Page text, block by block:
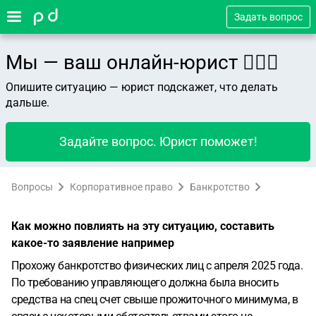
Задать вопрос
Мы — ваш онлайн-юрист 👨🏻‍⚖️
Опишите ситуацию — юрист подскажет, что делать
дальше.
Задайте вопрос. Юрист поможет!
Вопросы Корпоративное право Банкротство
Как можно повлиять на эту ситуацию, составить
какое-то заявление например
Прохожу банкротство физических лиц с апреля 2025 года.
По требованию управляющего должна была вносить
средства на спец счет свыше прожиточного минимума, в